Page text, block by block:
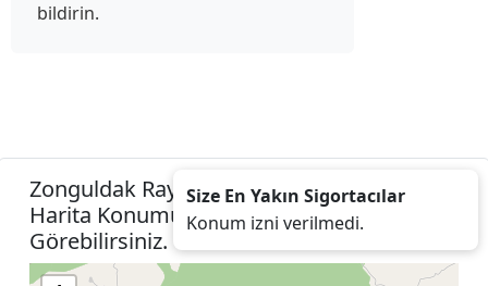
bildirin.
Zonguldak Ray Sigorta Acenteleri Listesini
Harita Konumunuza İzin Vererek
Görebilirsiniz.
Size En Yakın Sigortacılar
Konum izni verilmedi.